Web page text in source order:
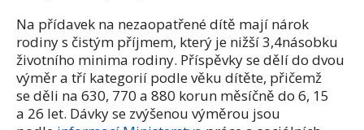
Na přídavek na nezaopatřené dítě mají nárok
rodiny s čistým příjmem, který je nižší 3,4násobku
životního minima rodiny. Příspěvky se dělí do dvou
výměr a tří kategorií podle věku dítěte, přičemž
se děli na 630, 770 a 880 korun měsíčně do 6, 15
a 26 let. Dávky se zvýšenou výměrou jsou